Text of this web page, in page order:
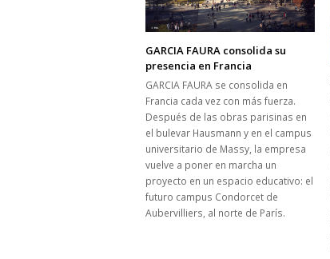
GARCIA FAURA consolida su
presencia en Francia
GARCIA FAURA se consolida en
Francia cada vez con más fuerza.
Después de las obras parisinas en
el bulevar Hausmann y en el campus
universitario de Massy, la empresa
vuelve a poner en marcha un
proyecto en un espacio educativo: el
futuro campus Condorcet de
Aubervilliers, al norte de París.